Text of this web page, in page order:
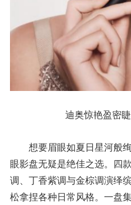
迪奥惊艳盈密
想要眉眼如夏日星河般
眼影盘无疑是绝佳之选。四
调、丁香紫调与金棕调演绎
松拿捏各种日常风格。一盘